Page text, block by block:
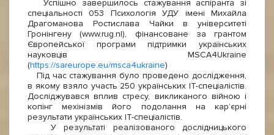
Успішно завершилось стажування аспіранта зі
спеціальності 053 Психологія УДУ імені Михайла
Драгоманова Ростислава Чайки в університеті
Гронінгену (www.rug.nl), фінансоване за грантом
Європейської програми підтримки українських
науковців MSCA4Ukraine
(https://sareurope.eu/msca4ukraine)
Під час стажування було проведено дослідження,
в якому взяло участь 250 українських IT-спеціалістів.
Досліджувався вплив стресу, викликаного війною і
копінг мехінізмів його подолання на кар’єрні
результати українських IT-спеціалістів.
У результаті реалізованого дослідницького